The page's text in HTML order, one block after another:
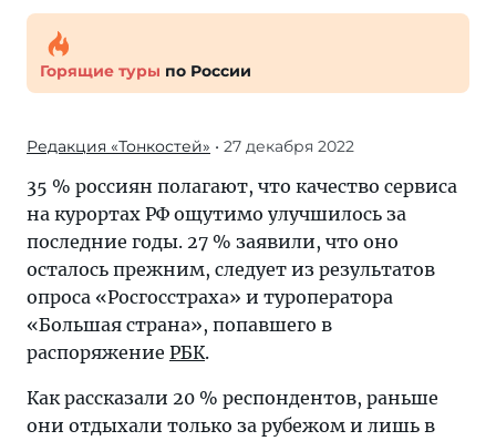
Горящие туры по России
Редакция «Тонкостей» • 27 декабря 2022
35 % россиян полагают, что качество сервиса
на курортах РФ ощутимо улучшилось за
последние годы. 27 % заявили, что оно
осталось прежним, следует из результатов
опроса «Росгосстраха» и туроператора
«Большая страна», попавшего в
распоряжение РБК.
Как рассказали 20 % респондентов, раньше
они отдыхали только за рубежом и лишь в